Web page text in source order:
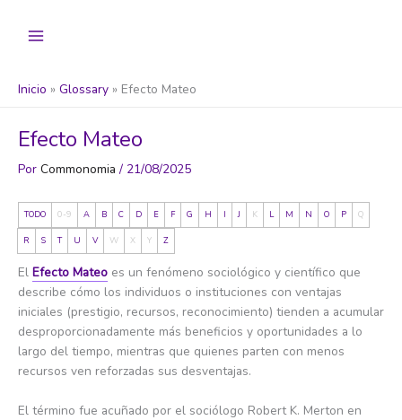
Inicio Glossary Efecto Mateo
Efecto Mateo
Por Commonomia / 21/08/2025
TODO 0-9 A B C D E F G H I J K L M N O P Q
R S T U V W X Y Z
El Efecto Mateo es un fenómeno sociológico y científico que
describe cómo los individuos o instituciones con ventajas
iniciales (prestigio, recursos, reconocimiento) tienden a acumular
desproporcionadamente más beneficios y oportunidades a lo
largo del tiempo, mientras que quienes parten con menos
recursos ven reforzadas sus desventajas.
El término fue acuñado por el sociólogo Robert K. Merton en